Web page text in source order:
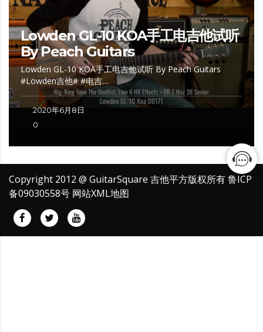
Lowden GL-10 KOA手工电吉他试听
By Peach Guitars
Lowden GL-10 KOA手工电吉他试听 By Peach Guitars
#Lowden吉他# #电吉…
2020年6月8日
0
Copyright 2012 @ GuitarSquare 吉他平方版权所有鲁ICP
备09030558号 网站XML地图